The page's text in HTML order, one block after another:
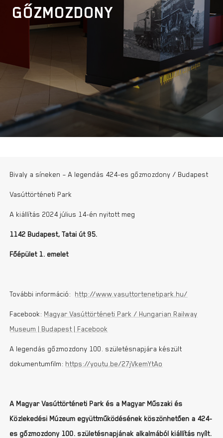
GŐZMOZDONY
Bivaly a síneken – A legendás 424-es gőzmozdony / Budapest
Vasúttörténeti Park
A kiállítás 2024 július 14-én nyitott meg
1142 Budapest, Tatai út 95.
Főépület 1. emelet
További információ: http://www.vasuttortenetipark.hu/
Facebook: Magyar Vasúttörténeti Park / Hungarian Railway
Museum | Budapest | Facebook
A legendás gőzmozdony 100. születésnapjára készült
dokumentumfilm: https://youtu.be/27jVkemYtAo
A Magyar Vasúttörténeti Park és a Magyar Műszaki és
Közlekedési Múzeum együttműködésének köszönhetően a 424-
es gőzmozdony 100. születésnapjának alkalmából kiállítás nyílt.